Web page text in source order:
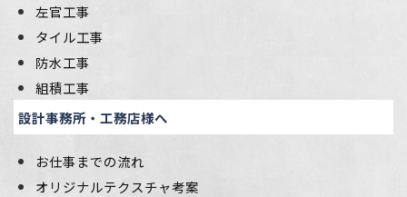
左官工事
タイル工事
防水工事
組積工事
設計事務所・工務店様へ
お仕事までの流れ
オリジナルテクスチャ考案